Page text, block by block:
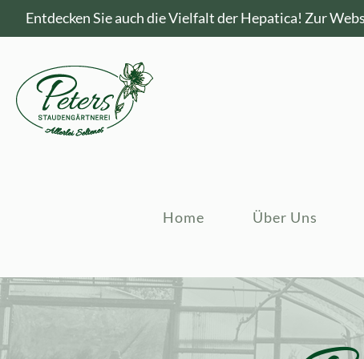
Entdecken Sie auch die Vielfalt der Hepatica! Zur
Home Über Uns